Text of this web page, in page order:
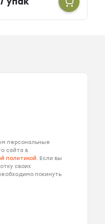
персональные
сайта в
политикой. Если вы
своих
покинуть